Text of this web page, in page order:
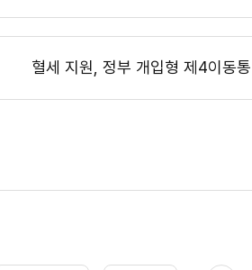
혈세 지원, 정부 개입형 제4이동